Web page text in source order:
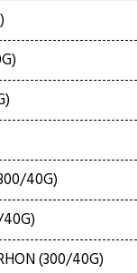
40G)
(300/40G)